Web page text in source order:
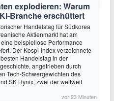
explodieren: Warum
Branche erschüttert
Handelstag für Südkorea
Aktienmarkt hat am
beispiellose Performance
Der Kospi-Index verzeichnete
Handelstag in der
angetrieben durch
Tech-Schwergewichten des
SK Hynix, zwei der weltweit
vor 23 Minuten